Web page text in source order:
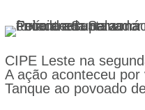
CIPE Leste na
A ação aconteceu
Tanque ao povoado